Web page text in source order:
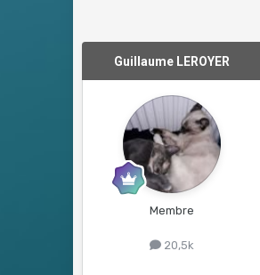
Guillaume LEROYER
Membre
20,5k